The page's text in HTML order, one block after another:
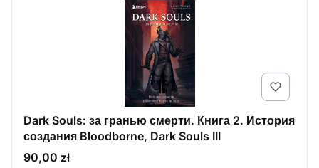
Dark Souls: за гранью смерти. Книга 2. История
создания Bloodborne, Dark Souls III
Цена
90,00 zł